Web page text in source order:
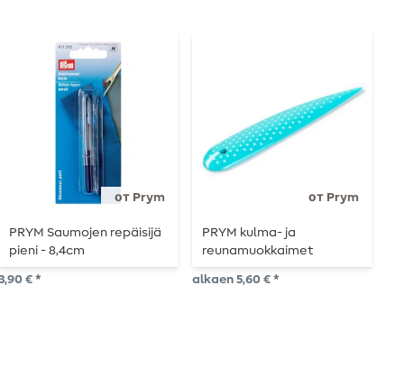
от Prym
PRYM Saumojen repäisijä
pieni - 8,4cm
€ *
от Prym
PRYM kulma- ja
reunamuokkaimet
alkaen 5,60 € *